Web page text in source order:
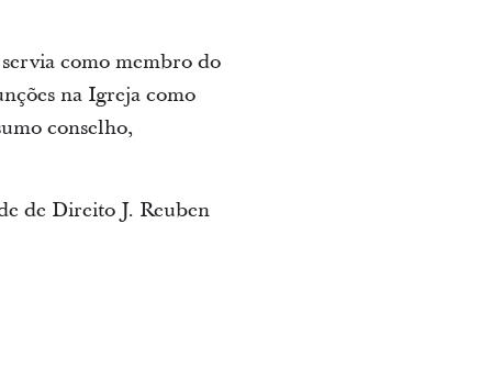
como membro do
na Igreja como
conselho,
de Direito J. Reuben